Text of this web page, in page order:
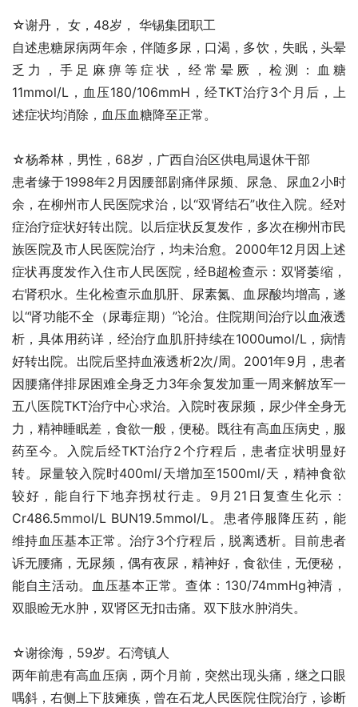
☆谢丹， 女，48岁， 华锡集团职工
自述患糖尿病两年余，伴随多尿，口渴，多饮，失眠，头晕
乏力，手足麻痹等症状，经常晕厥，检测：血糖
11mmol/L，血压180/106mmH，经TKT治疗3个月后，上
述症状均消除，血压血糖降至正常。
☆杨希林，男性，68岁，广西自治区供电局退休干部
患者缘于1998年2月因腰部剧痛伴尿频、尿急、尿血2小时
余，在柳州市人民医院求治，以“双肾结石”收住入院。经对
症治疗症状好转出院。以后症状反复发作，多次在柳州市民
族医院及市人民医院治疗，均未治愈。2000年12月因上述
症状再度发作入住市人民医院，经B超检查示：双肾萎缩，
右肾积水。生化检查示血肌肝、尿素氮、血尿酸均增高，遂
以“肾功能不全（尿毒症期）”论治。住院期间治疗以血液透
析，具体用药详，经治疗血肌肝持续在1000umol/L，病情
好转出院。出院后坚持血液透析2次/周。2001年9月，患者
因腰痛伴排尿困难全身乏力3年余复发加重一周来解放军一
五八医院TKT治疗中心求治。入院时夜尿频，尿少伴全身无
力，精神睡眠差，食欲一般，便秘。既往有高血压病史，服
药至今。入院后经TKT治疗2个疗程后，患者症状明显好
转。尿量较入院时400ml/天增加至1500ml/天，精神食欲
较好，能自行下地弃拐杖行走。9月21日复查生化示：
Cr486.5mmol/L BUN19.5mmol/L。患者停服降压药，能
维持血压基本正常。治疗3个疗程后，脱离透析。目前患者
诉无腰痛，无尿频，偶有夜尿，精神好，食欲佳，无便秘，
能自主活动。血压基本正常。查体：130/74mmHg神清，
双眼睑无水肿，双肾区无扣击痛。双下肢水肿消失。
☆谢徐海，59岁。石湾镇人
两年前患有高血压病，两个月前，突然出现头痛，继之口眼
喁斜，右侧上下肢瘫痪，曾在石龙人民医院住院治疗，诊断